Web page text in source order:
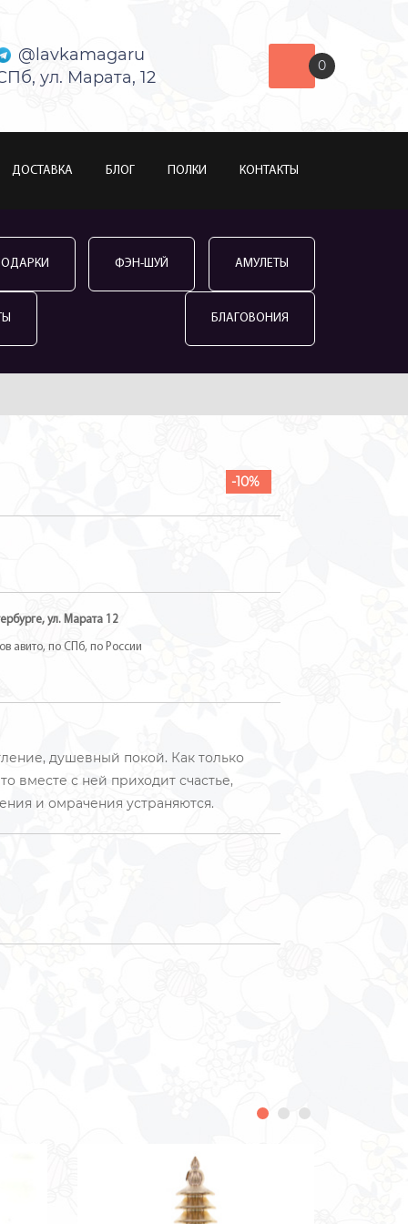
@lavkamagaru
ул. Марата, 12
0
ДОСТАВКА БЛОГ ПОЛКИ КОНТАКТЫ
ФЭН-ШУЙ АМУЛЕТЫ
БЛАГОВОНИЯ
-10%
ул. Марата 12
авито, по СПб, по России
душевный покой. Как только
вместе с ней приходит счастье,
и омрачения устраняются.